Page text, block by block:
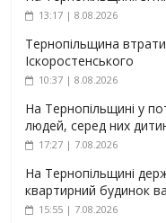
13:17 | 8.08.2026
Тернопільщина
Іскоростенського
10:37 | 8.08.2026
На Тернопільщині у
людей, серед них
17:27 | 7.08.2026
На Тернопільщині
квартирний будинок
15:55 | 7.08.2026